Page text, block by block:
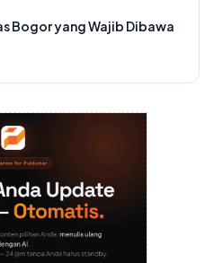
Bogor yang Wajib Dibawa